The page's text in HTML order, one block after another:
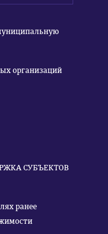
организаций
СУБЪЕКТОВ
ранее